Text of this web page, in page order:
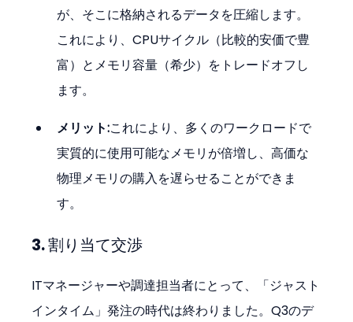
が、そこに格納されるデータを圧縮します。
これにより、CPUサイクル（比較的安価で豊
富）とメモリ容量（希少）をトレードオフし
ます。
メリット:これにより、多くのワークロードで
実質的に使用可能なメモリが倍増し、高価な
物理メモリの購入を遅らせることができま
す。
3. 割り当て交渉
ITマネージャーや調達担当者にとって、「ジャスト
インタイム」発注の時代は終わりました。Q3のデ